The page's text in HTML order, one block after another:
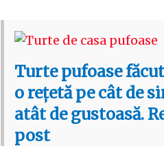
Turte pufoase
o rețetă pe cât de
atât de gustoasă.
post